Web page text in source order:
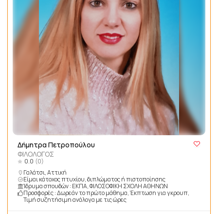
Δήμητρα Πετροπούλου
ΦΙΛΟΛΟΓΟΣ
0.0 (0)
Γαλάτσι, Αττική
Είμαι κάτοχος πτυχίου, διπλώματος ή πιστοποίησης
Ίδρυμα σπουδών : ΕΚΠΑ, ΦΙΛΟΣΟΦΙΚΗ ΣΧΟΛΗ ΑΘΗΝΩΝ
Προσφορές : Δωρεάν το πρώτο μάθημα, Έκπτωση για γκρουπ,
Τιμή συζητήσιμη ανάλογα με τις ώρες